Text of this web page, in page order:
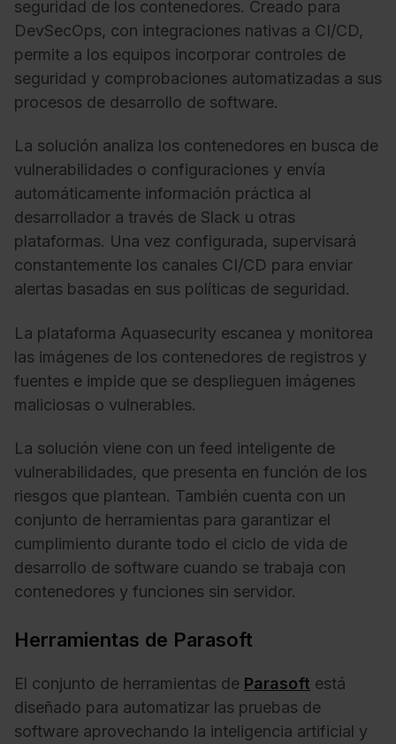
seguridad de los contenedores. Creado para
DevSecOps, con integraciones nativas a CI/CD,
permite a los equipos incorporar controles de
seguridad y comprobaciones automatizadas a sus
procesos de desarrollo de software.
La solución analiza los contenedores en busca de
vulnerabilidades o configuraciones y envía
automáticamente información práctica al
desarrollador a través de Slack u otras
plataformas. Una vez configurada, supervisará
constantemente los canales CI/CD para enviar
alertas basadas en sus políticas de seguridad.
La plataforma Aquasecurity escanea y monitorea
las imágenes de los contenedores de registros y
fuentes e impide que se desplieguen imágenes
maliciosas o vulnerables.
La solución viene con un feed inteligente de
vulnerabilidades, que presenta en función de los
riesgos que plantean. También cuenta con un
conjunto de herramientas para garantizar el
cumplimiento durante todo el ciclo de vida de
desarrollo de software cuando se trabaja con
contenedores y funciones sin servidor.
Herramientas de Parasoft
El conjunto de herramientas de Parasoft está
diseñado para automatizar las pruebas de
software aprovechando la inteligencia artificial y